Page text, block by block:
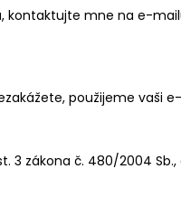
kontaktujte mne na e-
použijeme vaši
3 zákona č. 480/2004